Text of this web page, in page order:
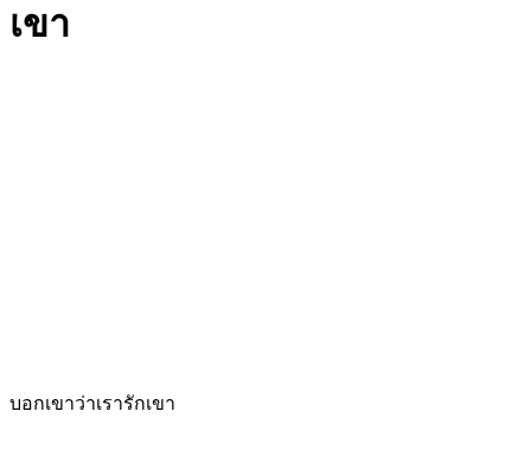
เขา
บอกเขาว่าเรารักเขา